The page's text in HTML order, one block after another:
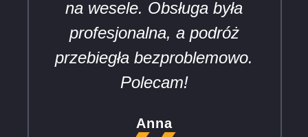
na wesele. Obsługa była
profesjonalna, a podróż
przebiegła bezproblemowo.
Polecam!
Anna